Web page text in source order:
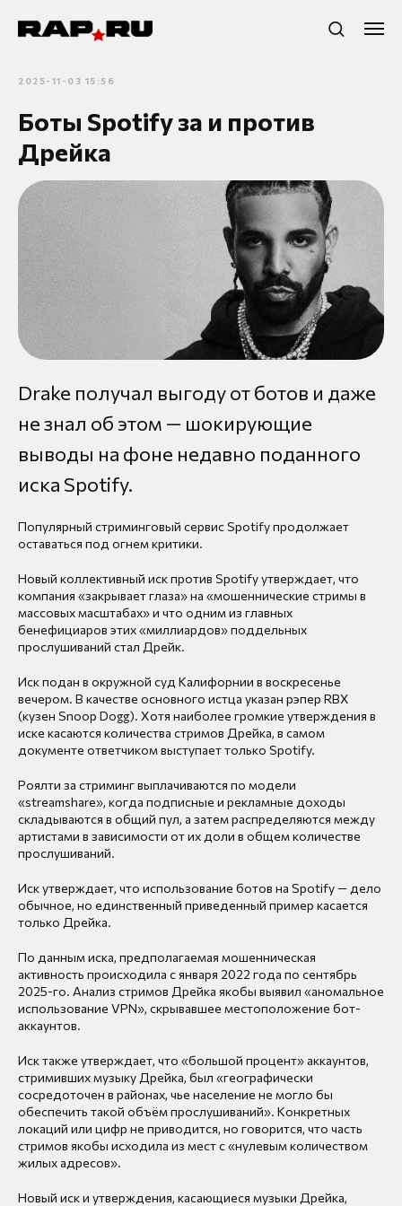
2025-11-03 15:56
Боты Spotify за и против
Дрейка
Drake получал выгоду от ботов и даже
не знал об этом — шокирующие
выводы на фоне недавно поданного
иска Spotify.
Популярный стриминговый сервис Spotify продолжает
оставаться под огнем критики.
Новый коллективный иск против Spotify утверждает, что
компания «закрывает глаза» на «мошеннические стримы в
массовых масштабах» и что одним из главных
бенефициаров этих «миллиардов» поддельных
прослушиваний стал Дрейк.
Иск подан в окружной суд Калифорнии в воскресенье
вечером. В качестве основного истца указан рэпер RBX
(кузен Snoop Dogg). Хотя наиболее громкие утверждения в
иске касаются количества стримов Дрейка, в самом
документе ответчиком выступает только Spotify.
Роялти за стриминг выплачиваются по модели
«streamshare», когда подписные и рекламные доходы
складываются в общий пул, а затем распределяются между
артистами в зависимости от их доли в общем количестве
прослушиваний.
Иск утверждает, что использование ботов на Spotify — дело
обычное, но единственный приведенный пример касается
только Дрейка.
По данным иска, предполагаемая мошенническая
активность происходила с января 2022 года по сентябрь
2025-го. Анализ стримов Дрейка якобы выявил «аномальное
использование VPN», скрывавшее местоположение бот-
аккаунтов.
Иск также утверждает, что «большой процент» аккаунтов,
стримивших музыку Дрейка, был «географически
сосредоточен в районах, чье население не могло бы
обеспечить такой объём прослушиваний». Конкретных
локаций или цифр не приводится, но говорится, что часть
стримов якобы исходила из мест с «нулевым количеством
жилых адресов».
Новый иск и утверждения, касающиеся музыки Дрейка,